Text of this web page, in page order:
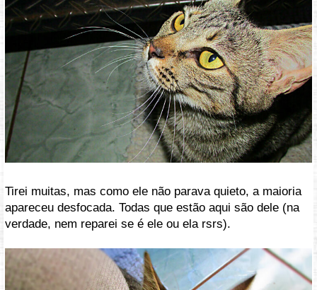
Tirei muitas, mas como ele não parava quieto, a maioria
apareceu desfocada. Todas que estão aqui são dele (na
verdade, nem reparei se é ele ou ela rsrs).